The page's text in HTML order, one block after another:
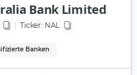
Bank Limited
Ticker: NAL
Banken